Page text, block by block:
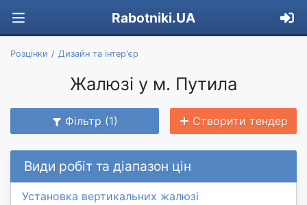
Rabotniki.UA
Розцінки Дизайн та інтер'єр
Жалюзі у м. Путила
Фільтр (1) Створити тендер
Види робіт та діапазон цін
Установка вертикальних жалюзі